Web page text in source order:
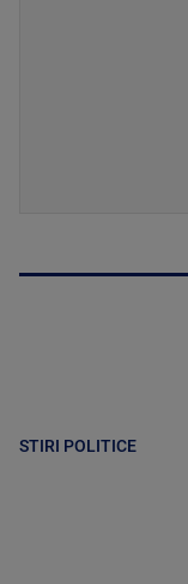
STIRI POLITICE